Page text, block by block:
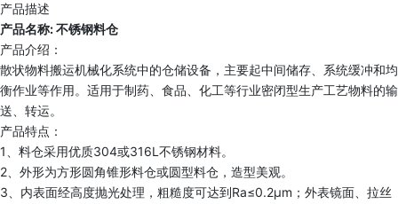
产品描述
产品名称: 不锈钢料仓
产品介绍：
散状物料搬运机械化系统中的仓储设备，主要起中间储存、系统缓冲和均
衡作业等作用。适用于制药、食品、化工等行业密闭型生产工艺物料的输
送、转运。
产品特点：
1、料仓采用优质304或316L不锈钢材料。
2、外形为方形圆角锥形料仓或圆型料仓，造型美观。
3、内表面经高度抛光处理，粗糙度可达到Ra≤0.2μm；外表镜面、拉丝